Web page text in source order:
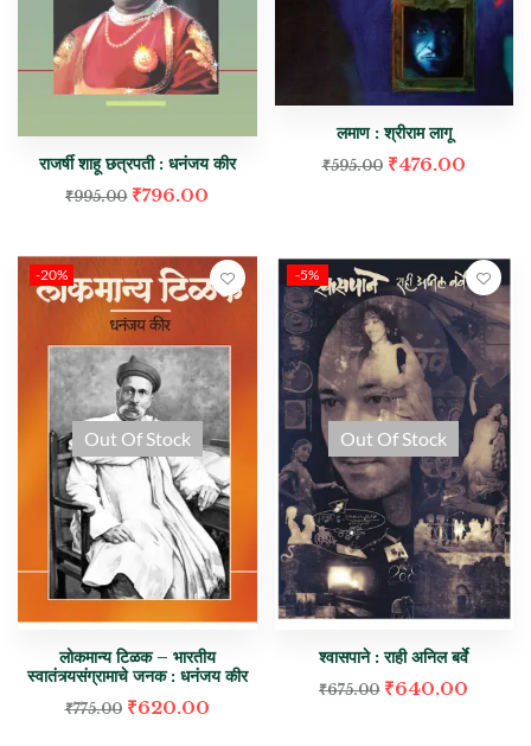
राजर्षी शाहू छत्रपती : धनंजय कीर
₹995.00 ₹796.00
लमाण : श्रीराम लागू
₹595.00 ₹476.00
-20%
Out Of Stock
लोकमान्य टिळक – भारतीय
स्वातंत्र्यसंग्रामाचे जनक : धनंजय कीर
₹775.00 ₹620.00
-5%
Out Of Stock
श्वासपाने : राही अनिल बर्वे
₹675.00 ₹640.00